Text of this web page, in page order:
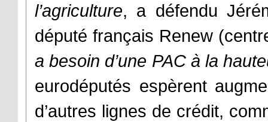
l’agriculture, a défendu
député français Renew
a besoin d’une PAC à la
eurodéputés espèrent
d’autres lignes de crédit,